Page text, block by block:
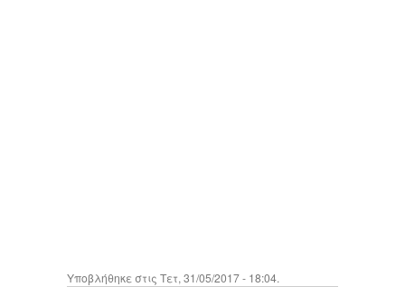
Υποβλήθηκε στις Τετ, 31/05/2017 - 18:04.